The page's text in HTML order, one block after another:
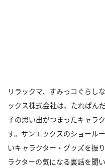
リラックマ、すみっコぐらし
ックス株式会社は、たれぱん
子の思い出がつまったキャラ
す。サンエックスのショール
いキャラクター・グッズを振
ラクターの気になる裏話を聞